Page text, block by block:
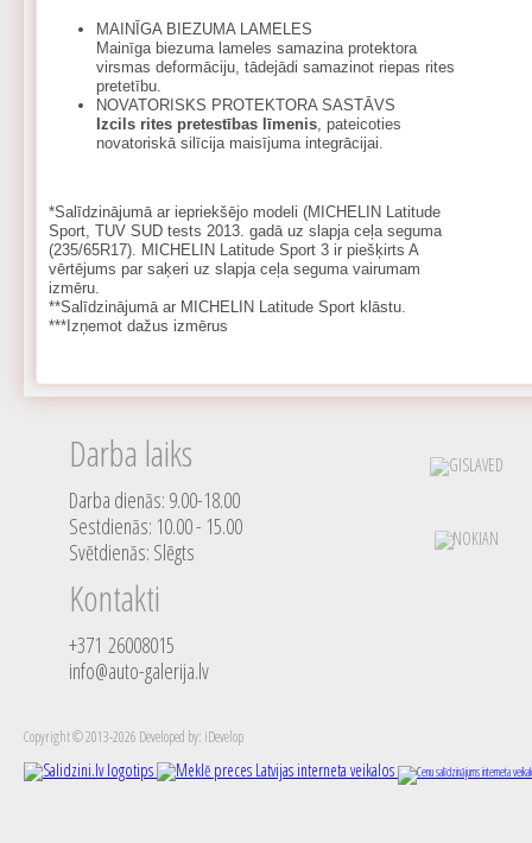
MAINĪGA BIEZUMA LAMELES
Mainīga biezuma lameles samazina protektora
virsmas deformāciju, tādejādi samazinot riepas rites
pretetību.
NOVATORISKS PROTEKTORA SASTĀVS
Izcils rites pretestības līmenis, pateicoties
novatoriskā silīcija maisījuma integrācijai.
*Salīdzinājumā ar iepriekšējo modeli (MICHELIN Latitude
Sport, TUV SUD tests 2013. gadā uz slapja ceļa seguma
(235/65R17). MICHELIN Latitude Sport 3 ir piešķirts A
vērtējums par saķeri uz slapja ceļa seguma vairumam
izmēru.
**Salīdzinājumā ar MICHELIN Latitude Sport klāstu.
***Izņemot dažus izmērus
Darba laiks
Darba dienās: 9.00-18.00
Sestdienās: 10.00 - 15.00
Svētdienās: Slēgts
Kontakti
+371 26008015
info@auto-galerija.lv
Copyright © 2013-2026 Developed by: iDevelop